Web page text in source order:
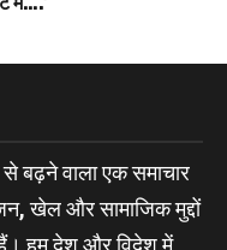
बढ़ने वाला एक समाचार
खेल और सामाजिक मुद्दों
हैं। हम देश और विदेश में